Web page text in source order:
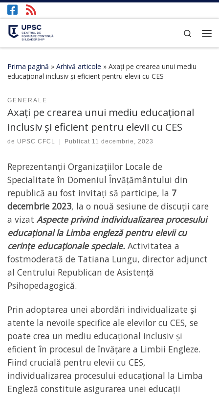
Afișează întregul conținut
Search
Prima pagină » Arhivă articole » Axați pe crearea unui mediu
educațional inclusiv și eficient pentru elevii cu CES
GENERALE
Axați pe crearea unui mediu educațional
inclusiv și eficient pentru elevii cu CES
de UPSC CFCL Publicat 11 decembrie, 2023
Reprezentanții Organizațiilor Locale de
Specialitate în Domeniul Învățământului din
republică au fost invitați să participe, la 7
decembrie 2023, la o nouă sesiune de discuții care
a vizat Aspecte privind individualizarea procesului
educațional la Limba engleză pentru elevii cu
cerințe educaționale speciale. Activitatea a
fostmoderată de Tatiana Lungu, director adjunct
al Centrului Republican de Asistență
Psihopedagogică.
Prin adoptarea unei abordări individualizate și
atente la nevoile specifice ale elevilor cu CES, se
poate crea un mediu educațional inclusiv și
eficient în procesul de învățare a Limbii Engleze.
Fiind crucială pentru elevii cu CES,
individualizarea procesului educațional la Limba
Engleză constituie asigurarea unei educații